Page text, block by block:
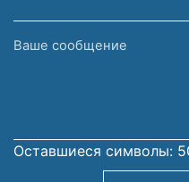
Ваше
Оставшиеся символы: